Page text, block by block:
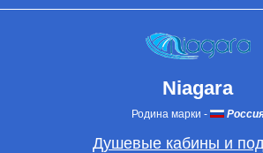
Niagara
Родина марки -
Душевые кабины и